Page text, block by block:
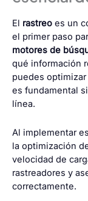
El rastreo es un
el primer paso
motores de
qué información
puedes
es fundamental
línea.
Al implementar
la optimización
velocidad de
rastreadores y
correctamente.